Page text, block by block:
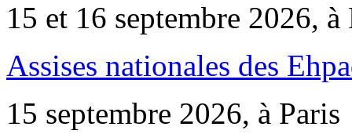
15 et 16 septembre 2026, à
Assises nationales des
15 septembre 2026, à Paris